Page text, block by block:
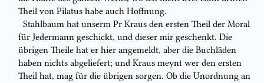
Theil von Pilatus habe auch Hoffnung.
Stahlbaum hat unserm Pr Kraus den ersten Theil der Moral
für Jedermann geschickt, und dieser mir geschenkt. Die
übrigen Theile hat er hier angemeldt, aber die Buchläden
haben nichts abgeliefert; und Kraus meynt wer den ersten
Theil hat, mag für die übrigen sorgen. Ob die Unordnung an